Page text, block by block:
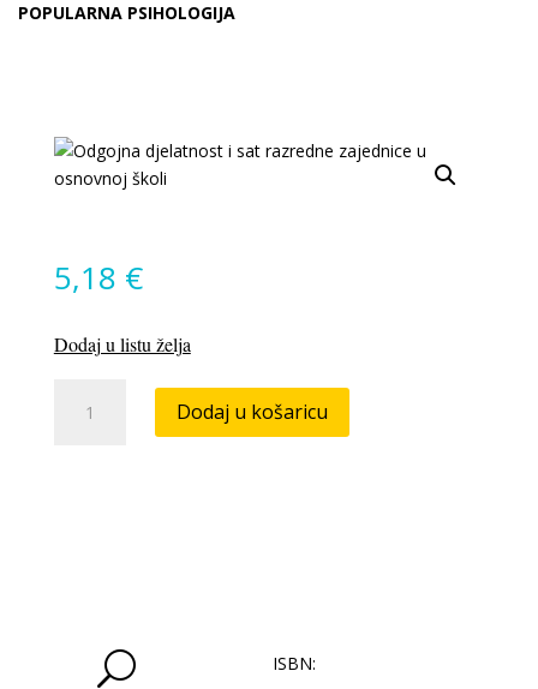
POPULARNA PSIHOLOGIJA
5,18 €
Dodaj u listu želja
kroja
Dodaj u košaricu
U ISBN: